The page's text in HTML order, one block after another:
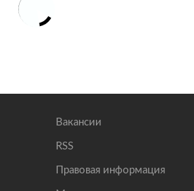
Вакансии
RSS
Правовая информация